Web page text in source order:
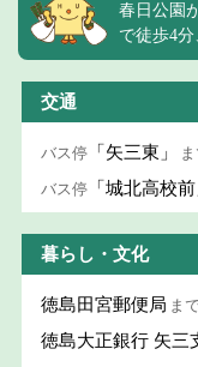
春日公園
で徒歩4
交通
バス停 「矢三東」
バス停 「城北高校前
暮らし・文化
徳島田宮郵便局 ま
徳島大正銀行 矢三